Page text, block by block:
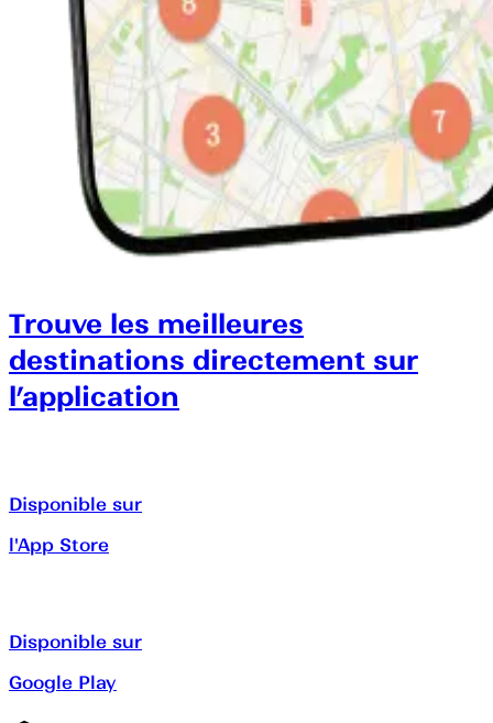
Trouve les meilleures
destinations directement sur
l’application
Disponible sur
l'App Store
Disponible sur
Google Play